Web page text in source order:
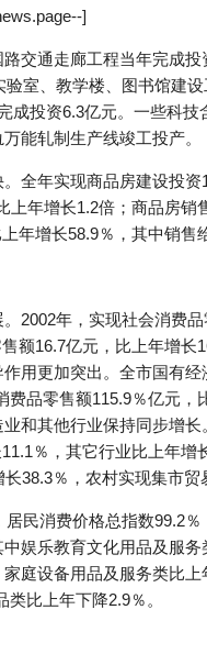
]
交通走廊工程当年完成
室、教学楼、图书馆建
成投资6.3亿元。一些科
能轧制生产线竣工投产。
全年实现商品房建设投
上年增长1.2倍；商品房
年增长58.9％，其中销售
2002年，实现社会消费
额16.7亿元，比上年增
用更加突出。全市国有
费品零售额115.9％亿元
和其他行业保持同步增
％，其它行业比上年
38.3％，农村实现集市贸
民消费价格总指数99.2
娱乐教育文化用品及服
庭设备用品及服务类比
比上年下降2.9％。